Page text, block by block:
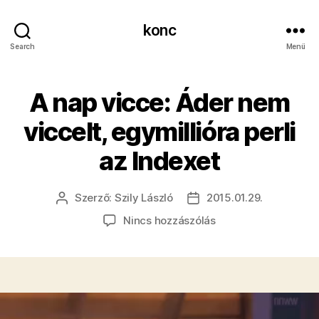
Search
konc
Menü
A nap vicce: Áder nem
viccelt, egymillióra perli
az Indexet
Bejegyzés
Szerző: Szily László
Bejegyzés
dátuma
2015.01.29.
Nincs hozzászólása(z)
nem
viccelt,